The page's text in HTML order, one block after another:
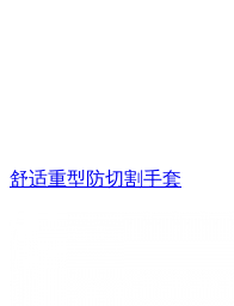
舒适重型防切割手套